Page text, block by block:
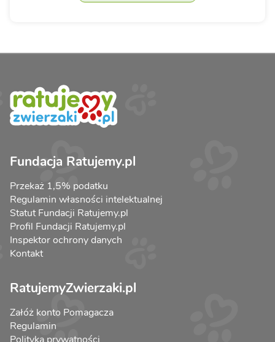
Fundacja Ratujemy.pl
Przekaż 1,5% podatku
Regulamin własności intelektualnej
Statut Fundacji Ratujemy.pl
Profil Fundacji Ratujemy.pl
Inspektor ochrony danych
Kontakt
RatujemyZwierzaki.pl
Załóż konto Pomagacza
Regulamin